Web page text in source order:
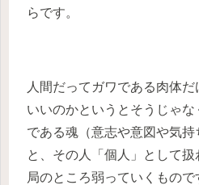
らです。
人間だってガワである肉体
いいのかというとそうじゃ
である魂（意志や意図や気
と、その人「個人」として
局のところ弱っていくもので